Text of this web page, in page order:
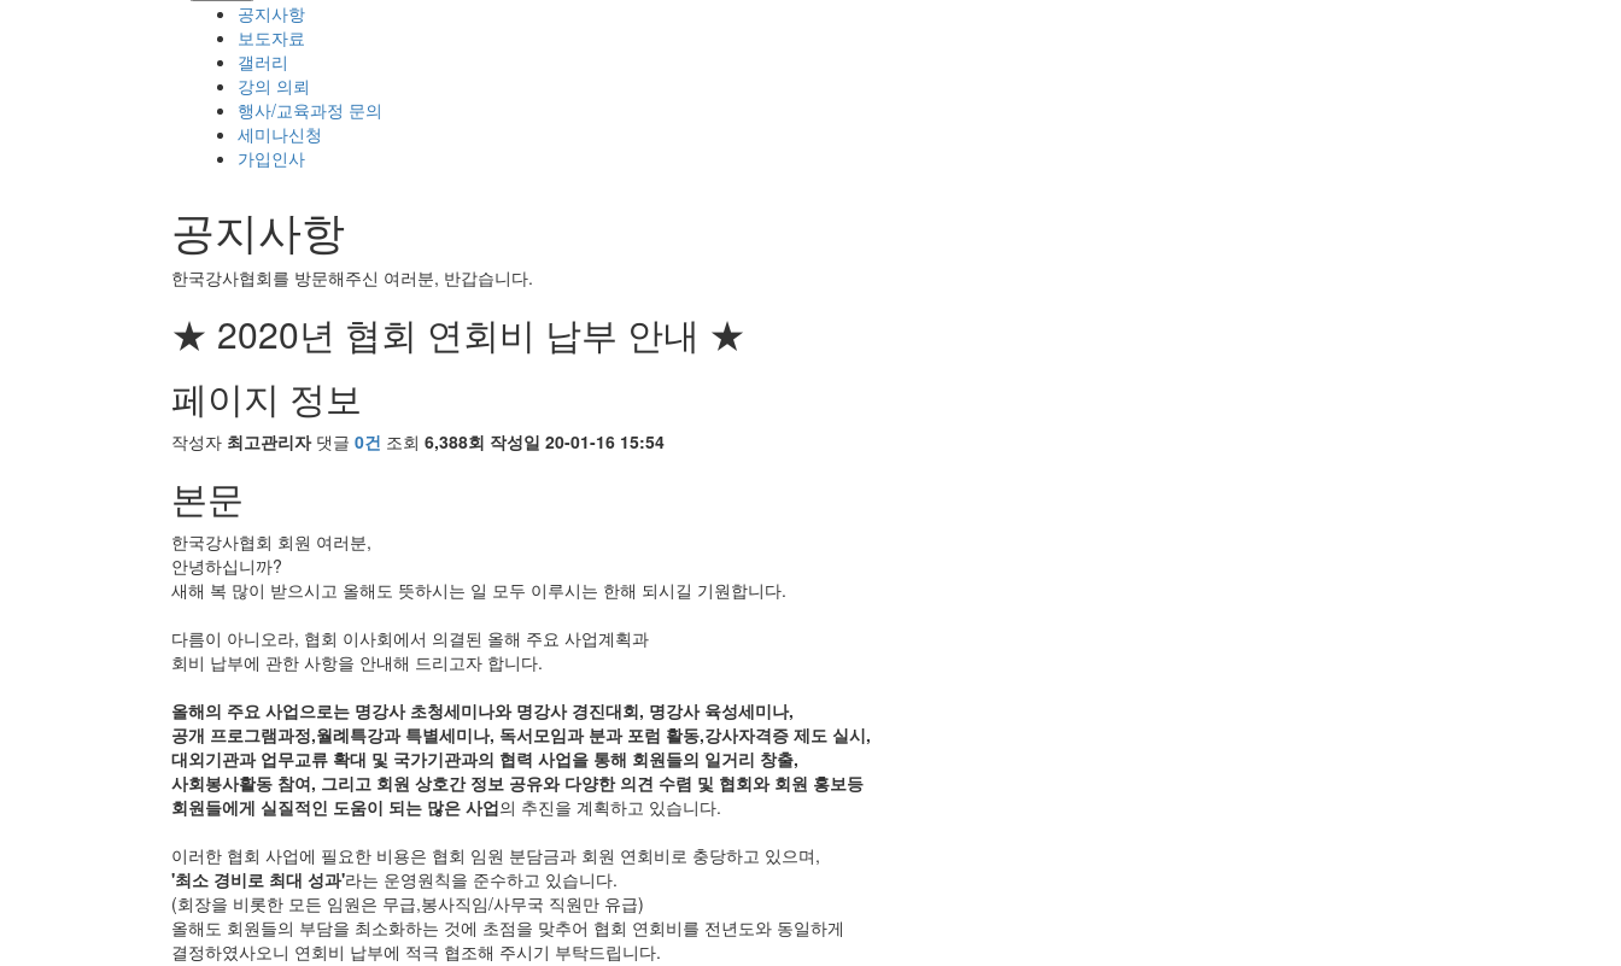
공지사항
보도자료
갤러리
강의 의뢰
행사/교육과정 문의
세미나신청
가입인사
공지사항
한국강사협회를 방문해주신 여러분, 반갑습니다.
★ 2020년 협회 연회비 납부 안내 ★
페이지 정보
작성자 최고관리자 댓글 0건 조회 6,388회 작성일 20-01-16 15:54
본문
한국강사협회 회원 여러분,
안녕하십니까?
새해 복 많이 받으시고 올해도 뜻하시는 일 모두 이루시는 한해 되시길 기원합니다.
다름이 아니오라, 협회 이사회에서 의결된 올해 주요 사업계획과
회비 납부에 관한 사항을 안내해 드리고자 합니다.
올해의 주요 사업으로는 명강사 초청세미나와 명강사 경진대회, 명강사 육성세미나,
공개 프로그램과정,월례특강과 특별세미나, 독서모임과 분과 포럼 활동,강사자격증 제도 실시,
대외기관과 업무교류 확대 및 국가기관과의 협력 사업을 통해 회원들의 일거리 창출,
사회봉사활동 참여, 그리고 회원 상호간 정보 공유와 다양한 의견 수렴 및 협회와 회원 홍보등
회원들에게 실질적인 도움이 되는 많은 사업의 추진을 계획하고 있습니다.
이러한 협회 사업에 필요한 비용은 협회 임원 분담금과 회원 연회비로 충당하고 있으며,
'최소 경비로 최대 성과'라는 운영원칙을 준수하고 있습니다.
(회장을 비롯한 모든 임원은 무급,봉사직임/사무국 직원만 유급)
올해도 회원들의 부담을 최소화하는 것에 초점을 맞추어 협회 연회비를 전년도와 동일하게
결정하였사오니 연회비 납부에 적극 협조해 주시기 부탁드립니다.